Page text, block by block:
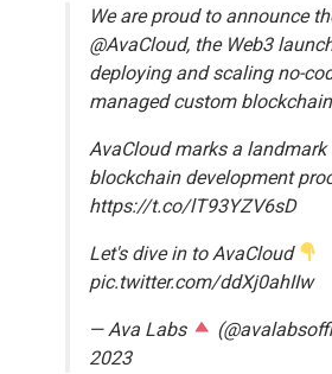
We are proud to announce
@AvaCloud, the Web3
deploying and scaling no-
managed custom
AvaCloud marks a
blockchain development
https://t.co/lT93YZV6sD
Let's dive in to AvaCloud
pic.twitter.com/ddXj0ahIIw
— Ava Labs
2023